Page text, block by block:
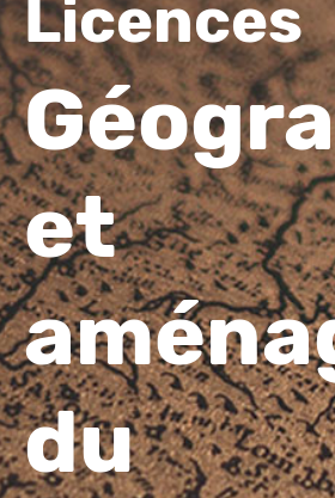
Licences
et
du